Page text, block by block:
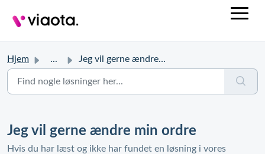
Hjem ... Jeg vil gerne ændre min ordre
Jeg vil gerne ændre min ordre
Hvis du har læst og ikke har fundet en løsning i vores